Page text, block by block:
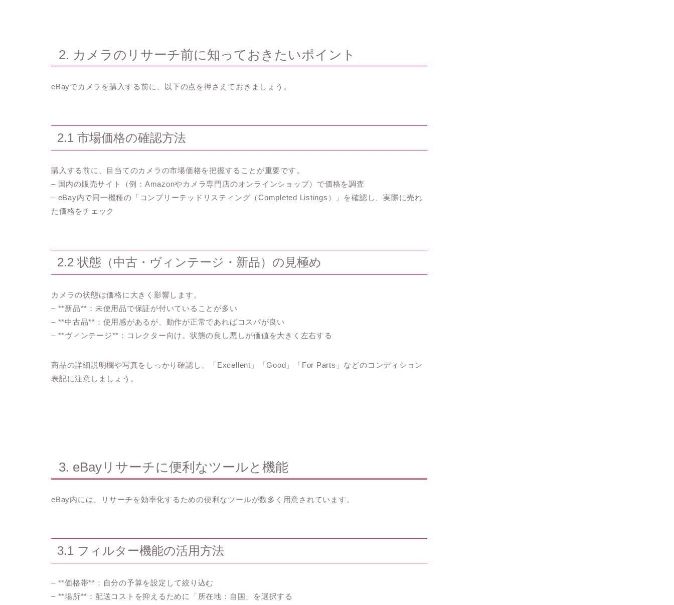
2. カメラのリサーチ前に知っておきたいポイント
eBayでカメラを購入する前に、以下の点を押さえておきましょう。
2.1 市場価格の確認方法
購入する前に、目当てのカメラの市場価格を把握することが重要です。
– 国内の販売サイト（例：Amazonやカメラ専門店のオンラインショップ）で価格を調査
– eBay内で同一機種の「コンプリーテッドリスティング（Completed Listings）」を確認し、実際に売れ
た価格をチェック
2.2 状態（中古・ヴィンテージ・新品）の見極め
カメラの状態は価格に大きく影響します。
– **新品**：未使用品で保証が付いていることが多い
– **中古品**：使用感があるが、動作が正常であればコスパが良い
– **ヴィンテージ**：コレクター向け。状態の良し悪しが価値を大きく左右する
商品の詳細説明欄や写真をしっかり確認し、「Excellent」「Good」「For Parts」などのコンディション
表記に注意しましょう。
3. eBayリサーチに便利なツールと機能
eBay内には、リサーチを効率化するための便利なツールが数多く用意されています。
3.1 フィルター機能の活用方法
– **価格帯**：自分の予算を設定して絞り込む
– **場所**：配送コストを抑えるために「所在地：自国」を選択する